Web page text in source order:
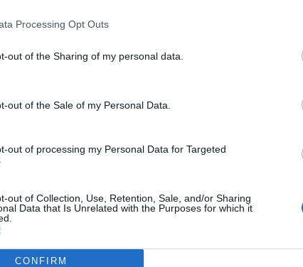
Processing Opt Outs
out of the Sharing of my personal data.
out of the Sale of my Personal Data.
out of processing my Personal Data for Targeted
out of Collection, Use, Retention, Sale, and/or Sharing
Data that Is Unrelated with the Purposes for which it
CONFIRM